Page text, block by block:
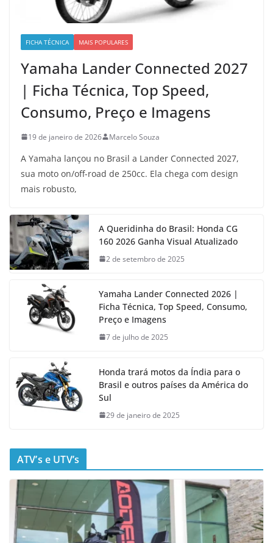
FICHA TÉCNICA MAIS POPULARES
Yamaha Lander Connected 2027
| Ficha Técnica, Top Speed,
Consumo, Preço e Imagens
19 de janeiro de 2026 Marcelo Souza
A Yamaha lançou no Brasil a Lander Connected 2027,
sua moto on/off-road de 250cc. Ela chega com design
mais robusto,
A Queridinha do Brasil: Honda CG
160 2026 Ganha Visual Atualizado
2 de setembro de 2025
Yamaha Lander Connected 2026 |
Ficha Técnica, Top Speed, Consumo,
Preço e Imagens
7 de julho de 2025
Honda trará motos da Índia para o
Brasil e outros países da América do
Sul
29 de janeiro de 2025
ATV’s e UTV’s